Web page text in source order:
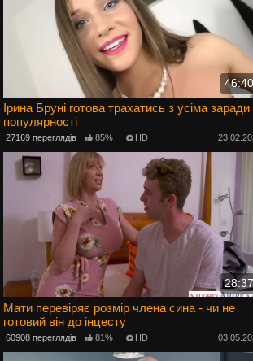
46:40
Ірина Бруні готова трахатись з усіма заради
популярності
27169 переглядів 85% HD
28:37
Мати перевіряє розмір члена сина - чи не
готовий він до інцесту
60908 переглядів 81% HD